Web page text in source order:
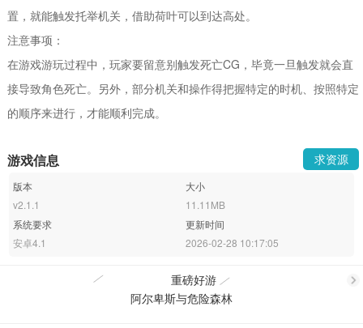
置，就能触发托举机关，借助荷叶可以到达高处。
注意事项：
在游戏游玩过程中，玩家要留意别触发死亡CG，毕竟一旦触发就会直
接导致角色死亡。另外，部分机关和操作得把握特定的时机、按照特定
的顺序来进行，才能顺利完成。
游戏信息 求资源
版本
v2.1.1
大小
11.11MB
系统要求
安卓4.1
更新时间
2026-02-28 10:17:05
重磅好游
阿尔卑斯与危险森林